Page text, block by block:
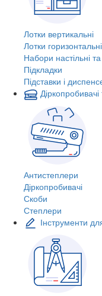
Лотки вертикальні
Лотки горизонтальні
Набори настільні
Підкладки
Підставки і
Антистеплери
Діркопробивачі
Скоби
Степлери
Інструменти